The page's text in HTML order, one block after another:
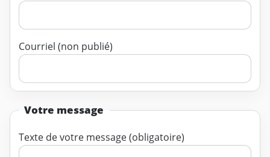
Courriel (non publié)
Votre message
Texte de votre message (obligatoire)